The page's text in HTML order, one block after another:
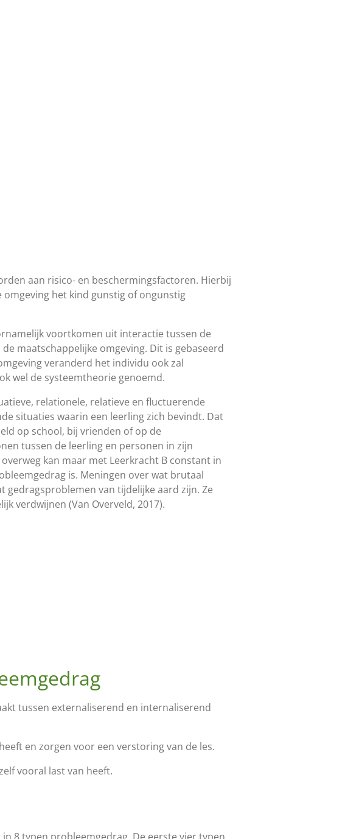
aan risico- en beschermingsfactoren. Hierbij
het kind gunstig of ongunstig
voortkomen uit interactie tussen de
maatschappelijke omgeving. Dit is gebaseerd
veranderd het individu ook zal
wel de systeemtheorie genoemd.
relationele, relatieve en fluctuerende
situaties waarin een leerling zich bevindt. Dat
op school, bij vrienden of op de
tussen de leerling en personen in zijn
kan maar met Leerkracht B constant in
is. Meningen over wat brutaal
gedragsproblemen van tijdelijke aard zijn. Ze
verdwijnen (Van Overveld, 2017).
tussen externaliserend en internaliserend
en zorgen voor een verstoring van de les.
vooral last van heeft.